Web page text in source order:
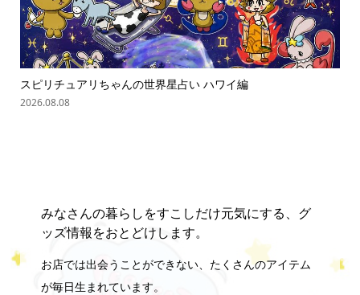
スピリチュアリちゃんの世界星占い ハワイ編
2026.08.08
みなさんの暮らしをすこしだけ元気にする、グ
ッズ情報をおとどけします。
お店では出会うことができない、たくさんのアイテム
が毎日生まれています。